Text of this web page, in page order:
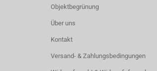
Objektbegrünung
Über uns
Kontakt
Versand- & Zahlungsbedingungen